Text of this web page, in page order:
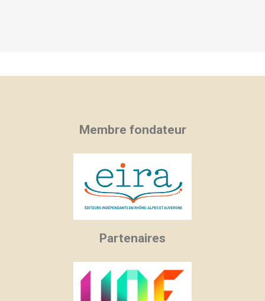
Membre fondateur
Partenaires